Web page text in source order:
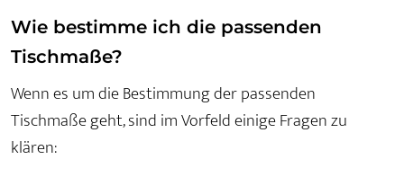
Wie bestimme ich die passenden
Tischmaße?
Wenn es um die Bestimmung der passenden
Tischmaße geht, sind im Vorfeld einige Fragen zu
klären: